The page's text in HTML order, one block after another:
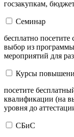
госзакупкам,
Семинар
бесплатно
выбор из
мероприятий для
Курсы
посетите
квалификации (на
уровня до
СБиС